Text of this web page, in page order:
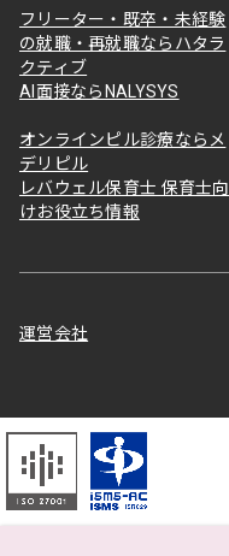
フリーター・既卒・未経験
の就職・再就職ならハタラ
クティブ
AI面接ならNALYSYS
オンラインピル診療ならメ
デリピル
レバウェル保育士 保育士向
けお役立ち情報
運営会社